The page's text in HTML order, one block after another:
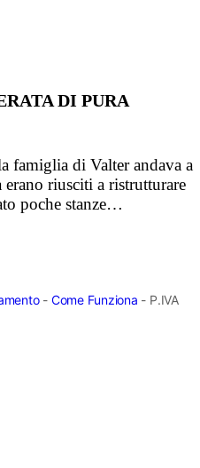
DI PURA
famiglia di Valter andava a
riusciti a ristrutturare
poche stanze…
- Come Funziona - P.IVA